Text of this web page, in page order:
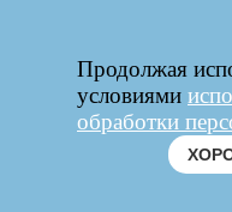
Продолжая
условиями
обработки